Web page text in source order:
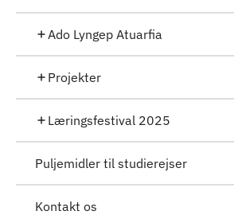
Ado Lyngep Atuarfia
Projekter
Læringsfestival 2025
Puljemidler til studierejser
Kontakt os